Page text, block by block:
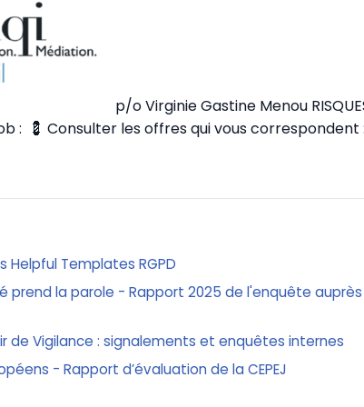
p/o Virginie Gastine Menou
: 💈 Consulter les offres qui vous correspondent :
Helpful Templates RGPD
prend la parole - Rapport 2025 de l'enquête
de Vigilance : signalements et enquêtes internes
- Rapport d’évaluation de la CEPEJ